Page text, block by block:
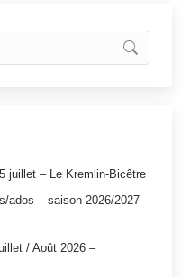
juillet – Le Kremlin-Bicêtre
ados – saison 2026/2027 –
/ Août 2026 –